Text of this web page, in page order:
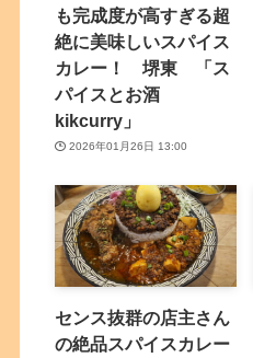
も完成度が高すぎる超
絶に美味しいスパイス
カレー！ 堺東 「ス
パイスとお酒
kikcurry」
2026年01月26日 13:00
センス抜群の店主さん
の絶品スパイスカレー